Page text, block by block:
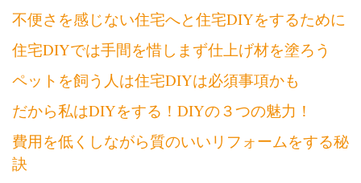
不便さを感じない住宅へと住宅DIYをするために
住宅DIYでは手間を惜しまず仕上げ材を塗ろう
ペットを飼う人は住宅DIYは必須事項かも
だから私はDIYをする！DIYの３つの魅力！
費用を低くしながら質のいいリフォームをする秘
訣